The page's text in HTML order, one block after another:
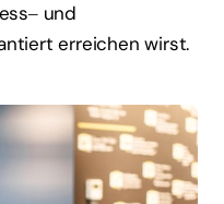
erreichen wirst.